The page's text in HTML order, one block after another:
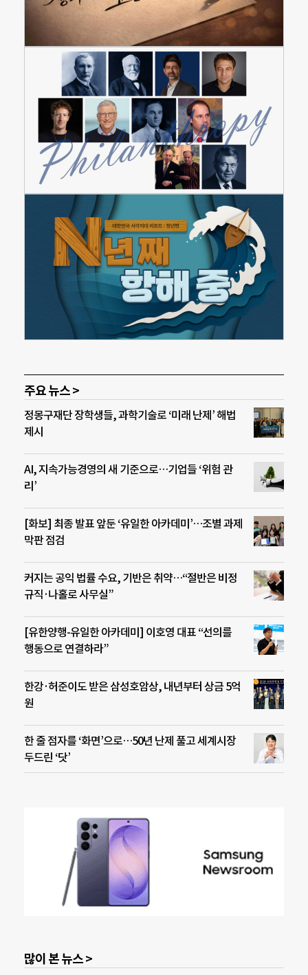
주요 뉴스 >
정몽구재단 장학생들, 과학기술로 ‘미래 난제’ 해법
제시
AI, 지속가능경영의 새 기준으로…기업들 ‘위험 관
리’
[화보] 최종 발표 앞둔 ‘유일한 아카데미’…조별 과제
막판 점검
커지는 공익 법률 수요, 기반은 취약…“절반은 비정
규직·나홀로 사무실”
[유한양행-유일한 아카데미] 이호영 대표 “선의를
행동으로 연결하라”
한강·허준이도 받은 삼성호암상, 내년부터 상금 5억
원
한 줄 점자를 ‘화면’으로…50년 난제 풀고 세계시장
두드린 ‘닷’
많이 본 뉴스 >